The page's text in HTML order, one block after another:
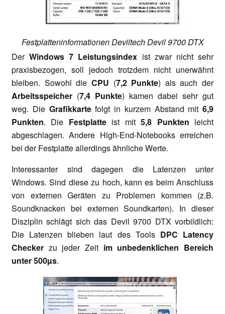
Festplatteninformationen Deviltech Devil 9700 DTX
DerWindows 7 Leistungsindex ist zwar nicht sehr
praxisbezogen, soll jedoch trotzdem nicht unerwähnt
bleiben. Sowohl die CPU (7,2 Punkte) als auch der
Arbeitsspeicher (7,4 Punkte) kamen dabei sehr gut
weg. Die Grafikkartefolgt in kurzem Abstand mit 6,9
Punkten. Die Festplatteist mit5,8 Punkten leicht
abgeschlagen. Andere High-End-Notebooks erreichen
bei der Festplatte allerdings ähnliche Werte.
Interessanter sind dagegen die Latenzen unter
Windows. Sind diese zu hoch, kann es beim Anschluss
von externen Geräten zu Problemen kommen (z.B.
Soundknacken bei externen Soundkarten). In dieser
Disziplin schlägt sich das Devil 9700 DTX vorbildlich:
Die Latenzen blieben laut des Tools DPC Latency
Checker zu jeder Zeit im unbedenklichen Bereich
unter 500µs.